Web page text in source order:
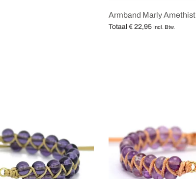
Armband Marly Amethist
Totaal € 22,95 Incl. Btw.